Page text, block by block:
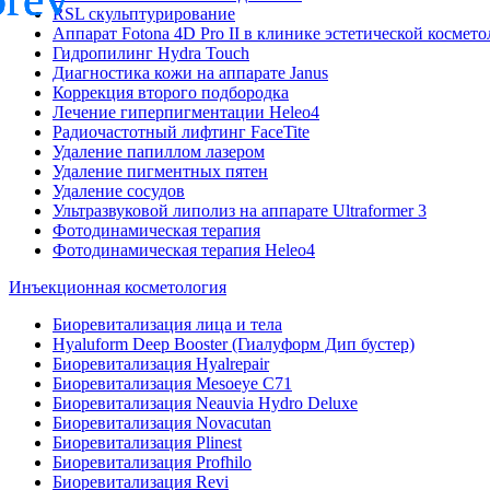
RSL скульптурирование
Аппарат Fotona 4D Pro II в клинике эстетической
Гидропилинг Hydra Touch
Диагностика кожи на аппарате Janus
Коррекция второго подбородка
Лечение гиперпигментации Heleo4
Радиочастотный лифтинг FaceTite
Удаление папиллом лазером
Удаление пигментных пятен
Удаление сосудов
Ультразвуковой липолиз на аппарате Ultraformer 3
Фотодинамическая терапия
Фотодинамическая терапия Heleo4
Инъекционная косметология
Биоревитализация лица и тела
Hyaluform Deep Booster (Гиалуформ Дип бустер)
Биоревитализация Hyalrepair
Биоревитализация Mesoeye C71
Биоревитализация Neauvia Hydro Deluxe
Биоревитализация Novacutan
Биоревитализация Plinest
Биоревитализация Profhilo
Биоревитализация Revi